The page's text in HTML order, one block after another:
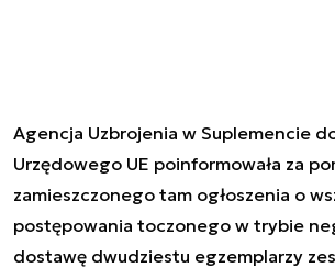
Agencja Uzbrojenia w Suplemencie
Urzędowego UE poinformowała za
zamieszczonego tam ogłoszenia o
postępowania toczonego w trybie
dostawę dwudziestu egzemplarzy